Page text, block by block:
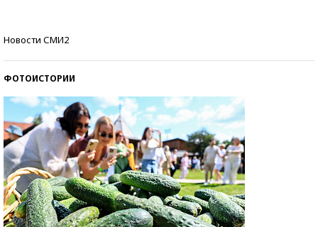
Новости СМИ2
ФОТОИСТОРИИ